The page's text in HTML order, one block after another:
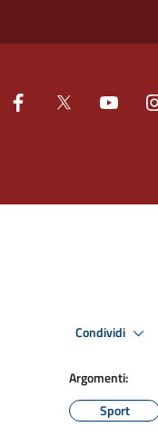
Condividi
Argomenti:
Sport